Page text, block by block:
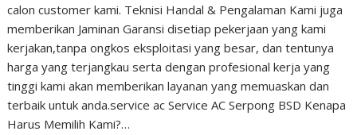
calon customer kami. Teknisi Handal & Pengalaman Kami juga
memberikan Jaminan Garansi disetiap pekerjaan yang kami
kerjakan,tanpa ongkos eksploitasi yang besar, dan tentunya
harga yang terjangkau serta dengan profesional kerja yang
tinggi kami akan memberikan layanan yang memuaskan dan
terbaik untuk anda.service ac Service AC Serpong BSD Kenapa
Harus Memilih Kami?…